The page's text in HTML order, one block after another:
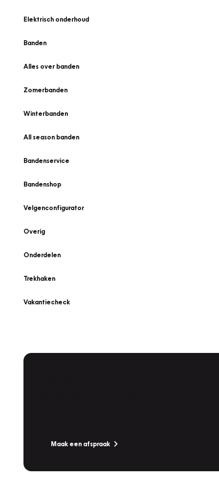
Elektrisch onderhoud
Banden
Alles over banden
Zomerbanden
Winterbanden
All season banden
Bandenservice
Bandenshop
Velgenconfigurator
Overig
Onderdelen
Trekhaken
Vakantiecheck
Maak een afspraak